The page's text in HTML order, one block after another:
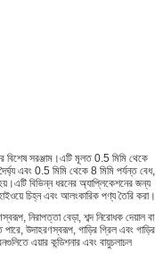
বিশেষ সরঞ্জাম।এটি মূলত 0.5 মিমি থেকে
এবং 0.5 মিমি থেকে 8 মিমি পর্যন্ত বেধ,
বিভিন্ন ধরনের অ্যাপ্লিকেশনের জন্য
চিহ্ন এবং আলংকারিক পণ্য তৈরি করা।
নিরাপত্তা বেড়া, শব্দ নিরোধক দেয়াল বা
পারে, উদাহরণস্বরূপ, গাড়ির গ্রিল এবং গাড়ির
এয়ার কন্ডিশনার এবং বায়ুচলাচল